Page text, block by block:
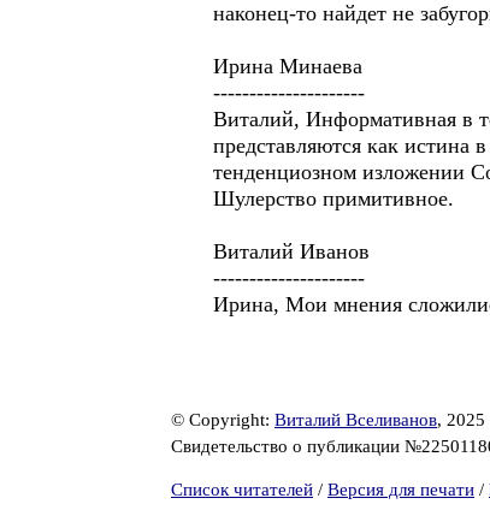
наконец-то найдет не
Ирина Минаева
---------------------
Виталий, Информативная в
представляются как истина
тенденциозном изложении
Шулерство примитивное.
Виталий Иванов
---------------------
Ирина, Мои мнения
© Copyright: Виталий Вселиванов, 2025
Свидетельство о публикации
Список читателей / Версия для печати /